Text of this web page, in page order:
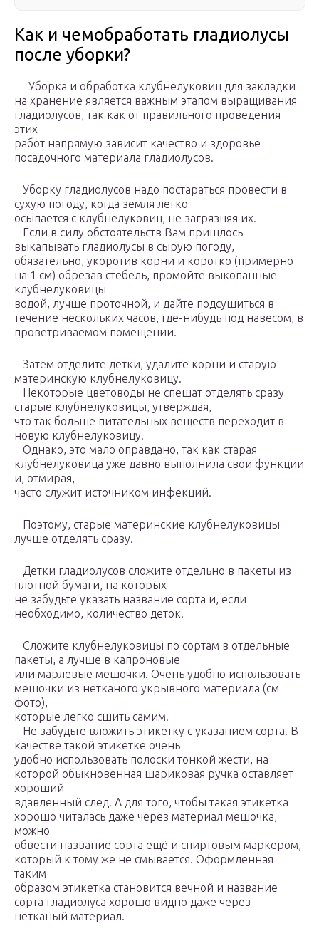
Как и чемобработать гладиолусы
после уборки?
Уборка и обработка клубнелуковиц для закладки
на хранение является важным этапом выращивания
гладиолусов, так как от правильного проведения
этих
работ напрямую зависит качество и здоровье
посадочного материала гладиолусов.
Уборку гладиолусов надо постараться провести в
сухую погоду, когда земля легко
осыпается с клубнелуковиц, не загрязняя их.
Если в силу обстоятельств Вам пришлось
выкапывать гладиолусы в сырую погоду,
обязательно, укоротив корни и коротко (примерно
на 1 см) обрезав стебель, промойте выкопанные
клубнелуковицы
водой, лучше проточной, и дайте подсушиться в
течение нескольких часов, где-нибудь под навесом, в
проветриваемом помещении.
Затем отделите детки, удалите корни и старую
материнскую клубнелуковицу.
Некоторые цветоводы не спешат отделять сразу
старые клубнелуковицы, утверждая,
что так больше питательных веществ переходит в
новую клубнелуковицу.
Однако, это мало оправдано, так как старая
клубнелуковица уже давно выполнила свои функции
и, отмирая,
часто служит источником инфекций.
Поэтому, старые материнские клубнелуковицы
лучше отделять сразу.
Детки гладиолусов сложите отдельно в пакеты из
плотной бумаги, на которых
не забудьте указать название сорта и, если
необходимо, количество деток.
Сложите клубнелуковицы по сортам в отдельные
пакеты, а лучше в капроновые
или марлевые мешочки. Очень удобно использовать
мешочки из нетканого укрывного материала (см
фото),
которые легко сшить самим.
Не забудьте вложить этикетку с указанием сорта. В
качестве такой этикетке очень
удобно использовать полоски тонкой жести, на
которой обыкновенная шариковая ручка оставляет
хороший
вдавленный след. А для того, чтобы такая этикетка
хорошо читалась даже через материал мешочка,
можно
обвести название сорта ещё и спиртовым маркером,
который к тому же не смывается. Оформленная
таким
образом этикетка становится вечной и название
сорта гладиолуса хорошо видно даже через
нетканый материал.